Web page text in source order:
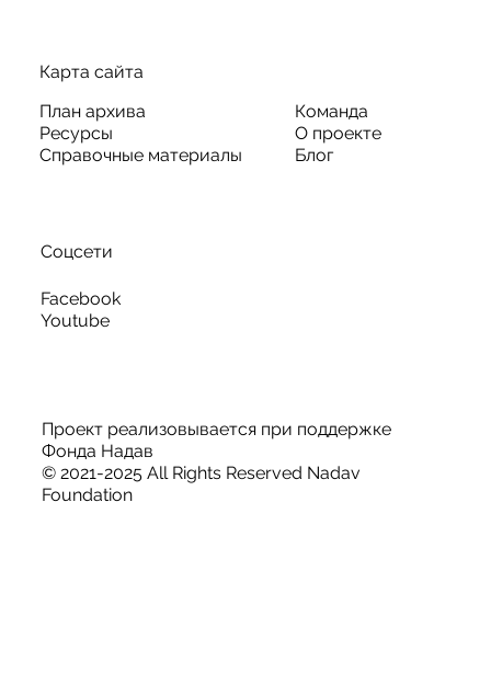
Карта сайта
План архива
Ресурсы
Справочные материалы
Команда
О проекте
Блог
Проект реализовывается при поддержке
Фонда Надав
© 2021-2025 All Rights Reserved Nadav
Foundation
Соцсети
Facebook
Youtube